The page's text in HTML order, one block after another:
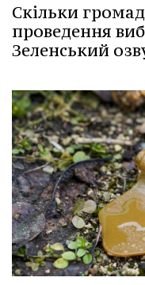
Скільки
проведення
Зеленський